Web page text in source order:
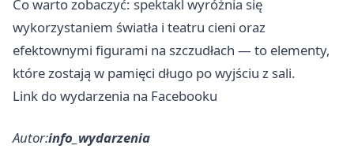
Co warto zobaczyć: spektakl wyróżnia się
wykorzystaniem światła i teatru cieni oraz
efektownymi figurami na szczudłach — to elementy,
które zostają w pamięci długo po wyjściu z sali.
Link do wydarzenia na Facebooku
Autor:info_wydarzenia